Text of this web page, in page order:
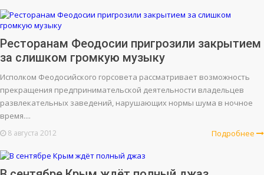
Ресторанам Феодосии пригрозили закрытием
за слишком громкую музыку
Исполком Феодосийского горсовета рассматривает возможность
прекращения предпринимательской деятельности владельцев
развлекательных заведений, нарушающих нормы шума в ночное
время....
Подробнее
8 августа 2012